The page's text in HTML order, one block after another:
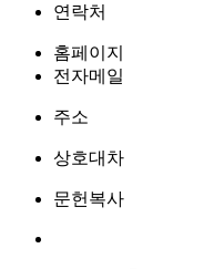
연락처
홈페이지
전자메일
주소
상호대차
문헌복사